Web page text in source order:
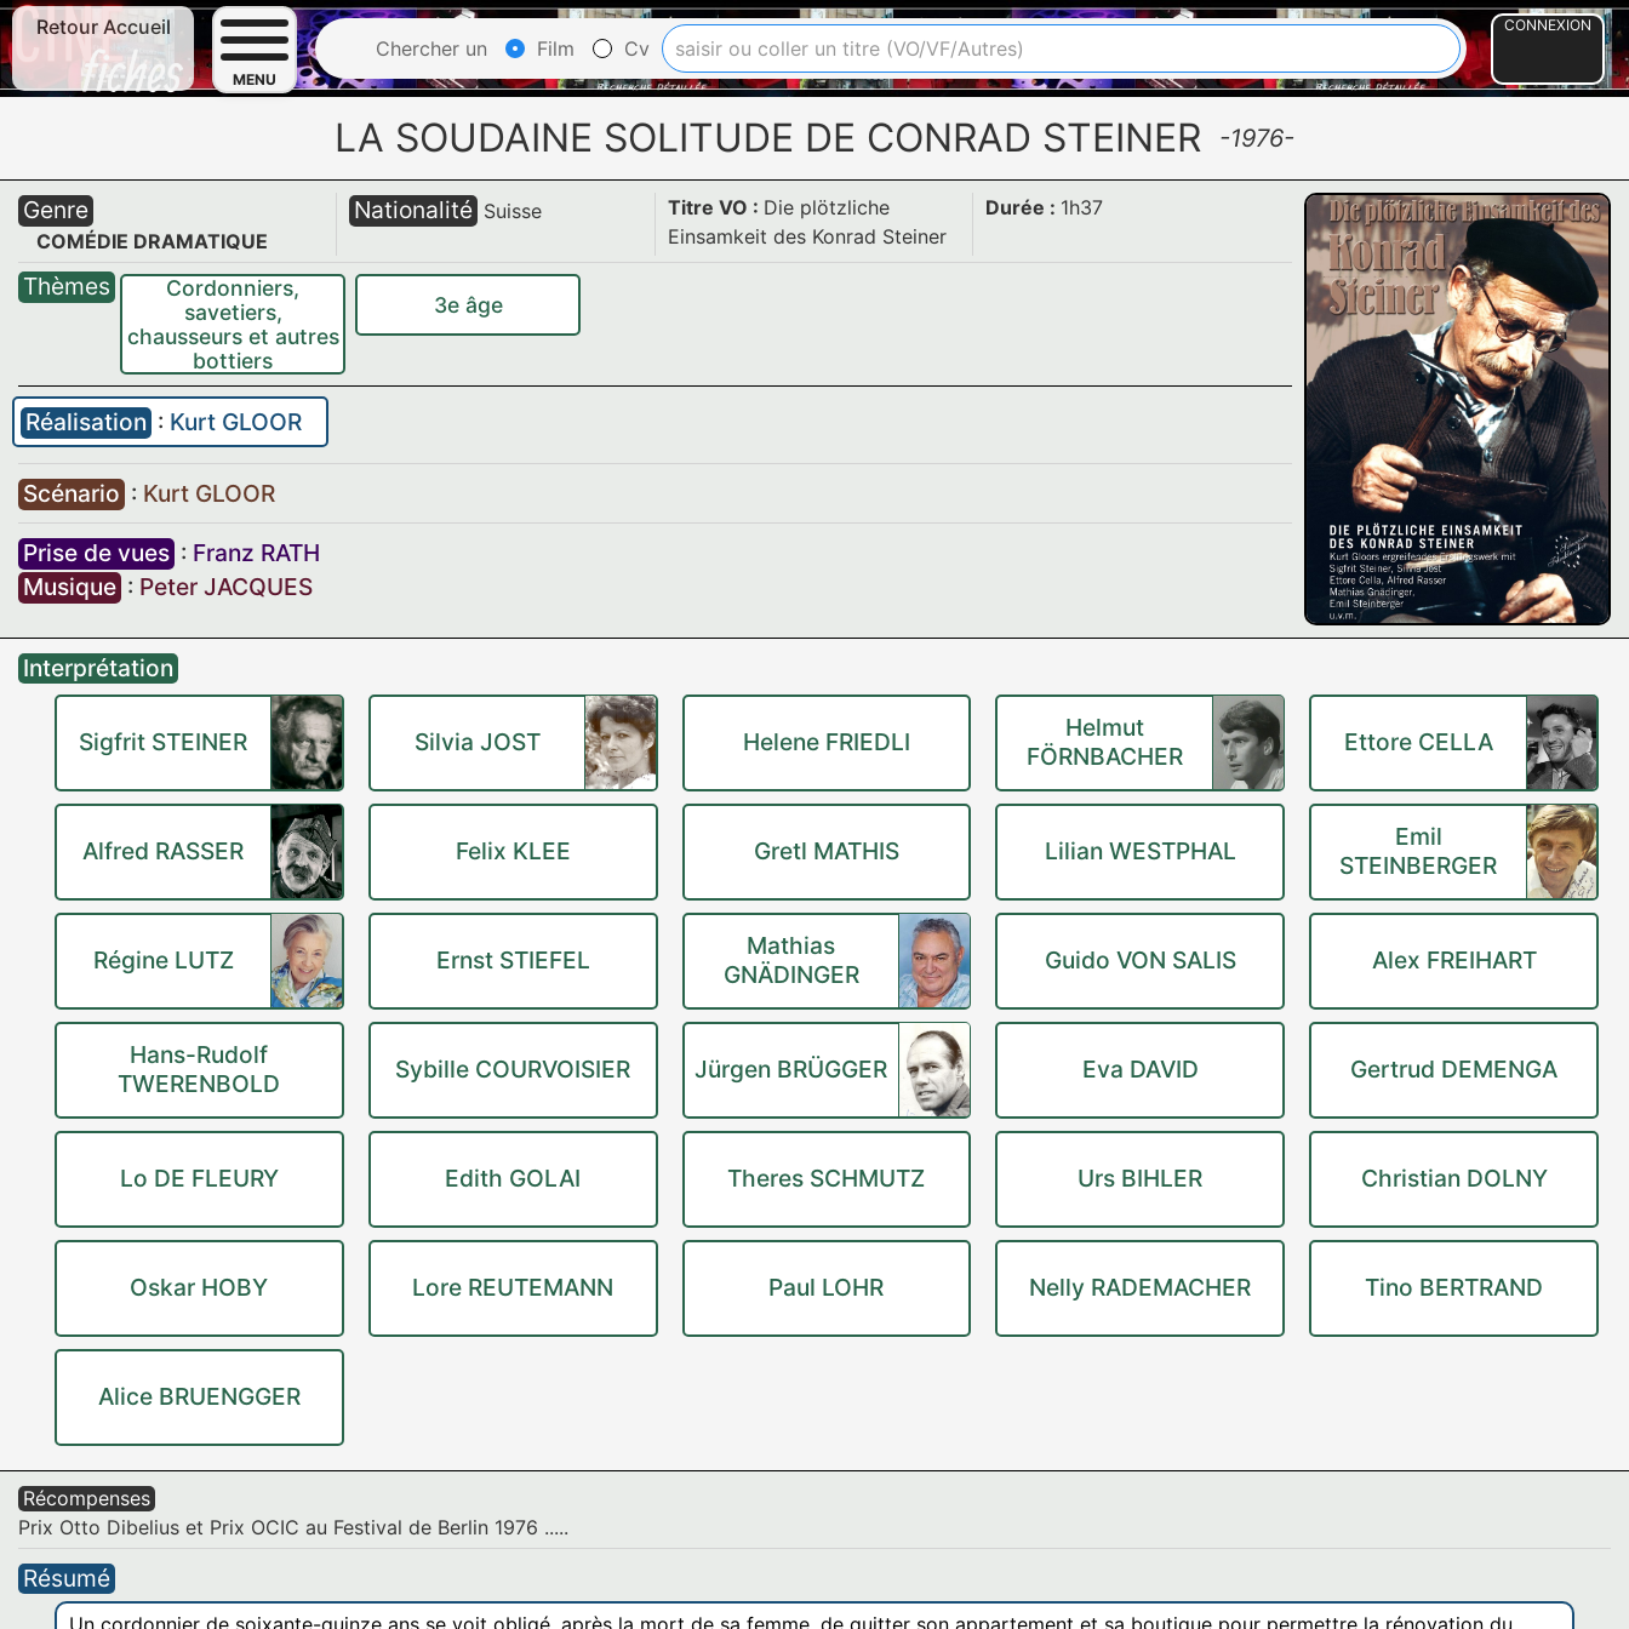
Retour Accueil
MENU
Chercher un Film Cv
CONNEXION
LA SOUDAINE SOLITUDE DE CONRAD STEINER -1976-
Genre
COMÉDIE DRAMATIQUE
Nationalité Suisse Titre VO : Die plötzliche
Einsamkeit des Konrad Steiner
Durée : 1h37
Thèmes
Cordonniers,
savetiers,
chausseurs et autres
bottiers
3e âge
Réalisation : Kurt GLOOR
Scénario : Kurt GLOOR
Prise de vues : Franz RATH
Musique : Peter JACQUES
Interprétation
Sigfrit STEINER Silvia JOST Helene FRIEDLI
Helmut
FÖRNBACHER
Ettore CELLA
Alfred RASSER Felix KLEE Gretl MATHIS Lilian WESTPHAL
Emil
STEINBERGER
Régine LUTZ Ernst STIEFEL
Mathias
GNÄDINGER
Guido VON SALIS Alex FREIHART
Hans-Rudolf
TWERENBOLD
Sybille COURVOISIER Jürgen BRÜGGER Eva DAVID Gertrud DEMENGA
Lo DE FLEURY Edith GOLAI Theres SCHMUTZ Urs BIHLER Christian DOLNY
Oskar HOBY Lore REUTEMANN Paul LOHR Nelly RADEMACHER Tino BERTRAND
Alice BRUENGGER
Récompenses
Prix Otto Dibelius et Prix OCIC au Festival de Berlin 1976 .....
Résumé
Un cordonnier de soixante-quinze ans se voit obligé, après la mort de sa femme, de quitter son appartement et sa boutique pour permettre la rénovation du